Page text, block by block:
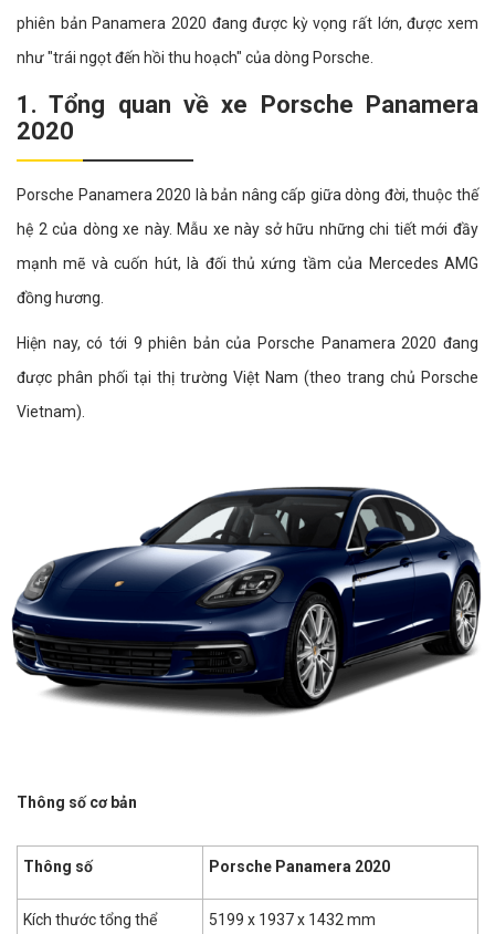
phiên bản Panamera 2020 đang được kỳ vọng rất lớn, được xem
như "trái ngọt đến hồi thu hoạch" của dòng Porsche.
1. Tổng quan về xe Porsche Panamera
2020
Porsche Panamera 2020 là bản nâng cấp giữa dòng đời, thuộc thế
hệ 2 của dòng xe này. Mẫu xe này sở hữu những chi tiết mới đầy
mạnh mẽ và cuốn hút, là đối thủ xứng tầm của Mercedes AMG
đồng hương.
Hiện nay, có tới 9 phiên bản của Porsche Panamera 2020 đang
được phân phối tại thị trường Việt Nam (theo trang chủ Porsche
Vietnam).
Thông số cơ bản
Thông số Porsche Panamera 2020
Kích thước tổng thể 5199 x 1937 x 1432 mm